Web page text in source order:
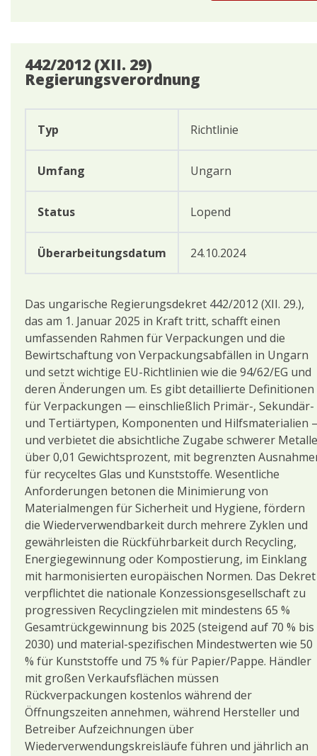
442/2012 (XII. 29)
Regierungsverordnung
Typ
Umfang
Status
Überarbeitungsdatum
Richtlinie
Ungarn
Lopend
24.10.2024
Das ungarische Regierungsdekret 442/2012 (XII. 29.),
das am 1. Januar 2025 in Kraft tritt, schafft einen
umfassenden Rahmen für Verpackungen und die
Bewirtschaftung von Verpackungsabfällen in Ungarn
und setzt wichtige EU-Richtlinien wie die 94/62/EG und
deren Änderungen um. Es gibt detaillierte Definitionen
für Verpackungen — einschließlich Primär-, Sekundär-
und Tertiärtypen, Komponenten und Hilfsmaterialien
und verbietet die absichtliche Zugabe schwerer Metalle
über 0,01 Gewichtsprozent, mit begrenzten
für recyceltes Glas und Kunststoffe. Wesentliche
Anforderungen betonen die Minimierung von
Materialmengen für Sicherheit und Hygiene, fördern
die Wiederverwendbarkeit durch mehrere Zyklen und
gewährleisten die Rückführbarkeit durch Recycling,
Energiegewinnung oder Kompostierung, im Einklang
mit harmonisierten europäischen Normen. Das Dekret
verpflichtet die nationale Konzessionsgesellschaft zu
progressiven Recyclingzielen mit mindestens 65 %
Gesamtrückgewinnung bis 2025 (steigend auf 70 % bis
2030) und material-spezifischen Mindestwerten wie 50
% für Kunststoffe und 75 % für Papier/Pappe. Händler
mit großen Verkaufsflächen müssen
Rückverpackungen kostenlos während der
Öffnungszeiten annehmen, während Hersteller und
Betreiber Aufzeichnungen über
Wiederverwendungskreisläufe führen und jährlich an